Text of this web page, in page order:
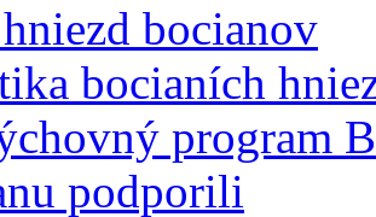
bocianov
bocianích
program
podporili